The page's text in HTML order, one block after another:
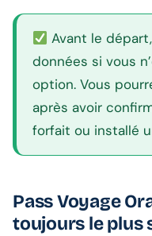
Avant le
données si vous
option. Vous
après avoir
forfait ou installé
Pass Voyage
toujours le plus